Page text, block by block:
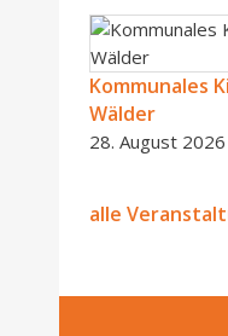
Kommunales
Wälder
28. August
alle